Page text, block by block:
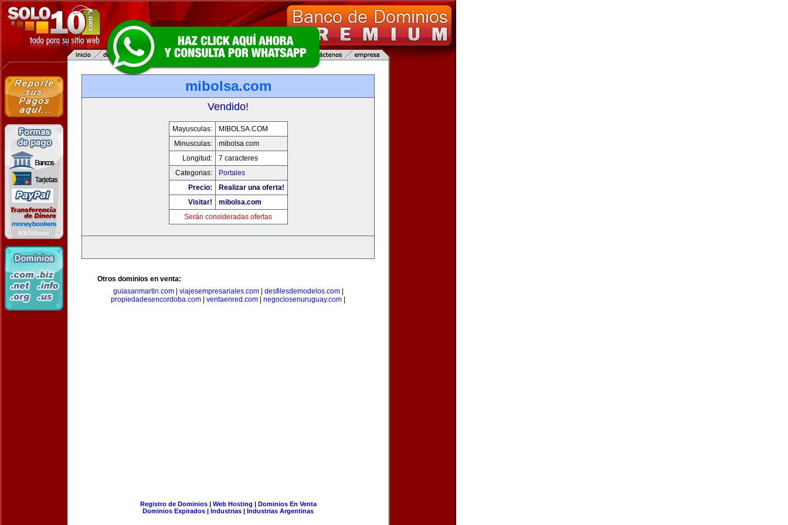
mibolsa.com
Vendido!
Mayusculas:
MIBOLSA.COM
Minusculas:
mibolsa.com
Longitud:
7 caracteres
Categorias:
Portales
Precio:
Realizar una oferta!
Visitar!
mibolsa.com
Serán consideradas ofertas
Otros dominios en venta:
guiasanmartin.com| viajesempresariales.com| desfilesdemodelos.com|
propiedadesencordoba.com
ventaenred.com negociosenuruguay.com
Registro de Dominios| Web Hosting | Dominios En Venta
Dominios Expirados | Industrias | Industrias Argentinas